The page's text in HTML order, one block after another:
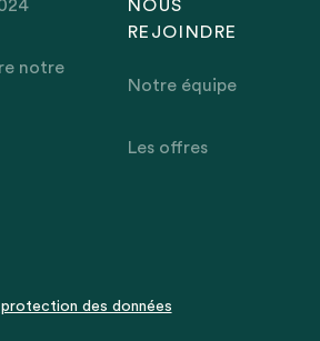
notre
NOUS
REJOINDRE
Notre équipe
Les offres
protection des données